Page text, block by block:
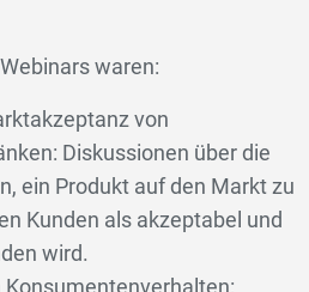
waren:
von
Diskussionen über die
ein Produkt auf den Markt zu
Kunden als akzeptabel und
wird.